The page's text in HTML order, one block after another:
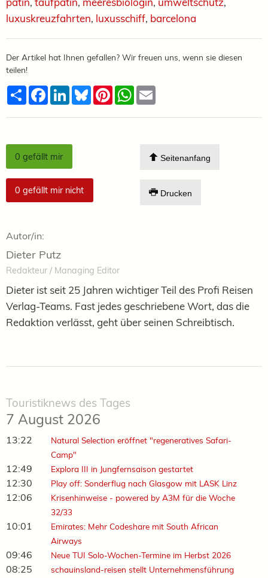
luxuskreuzfahrten, luxusschiff, barcelona
Der Artikel hat Ihnen gefallen? Wir freuen uns, wenn sie diesen
teilen!
TeilenFacebook
LinkedInBlueskyPinterestWhatsApp
0 gefällt mir
0 gefällt mir nicht
Seitenanfang
Drucken
Autor/in:
Dieter Putz
Redakteur / Managing Editor
Dieter ist seit 25 Jahren wichtiger Teil des Profi Reisen
Verlag-Teams. Fast jedes geschriebene Wort, das die
Redaktion verlässt, geht über seinen Schreibtisch.
Touristiknews des Tages
7 August 2026
13:22
Natural Selection eröffnet "regeneratives Safari-
Camp"
12:49 Explora III in Jungfernsaison gestartet
12:30 Play off: Sonderflug nach Glasgow mit LASK Linz
12:06
Krisenhinweise - powered by A3M für die Woche
32/33
10:01
Emirates: Mehr Codeshare mit South African
Airways
09:46 Neue TUI Solo-Wochen-Termine im Herbst 2026
08:25
schauinsland-reisen stellt Unternehmensführung